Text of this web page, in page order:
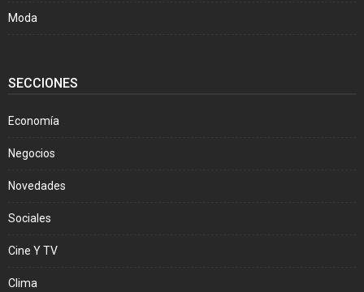
Moda
SECCIONES
Economía
Negocios
Novedades
Sociales
Cine Y TV
Clima